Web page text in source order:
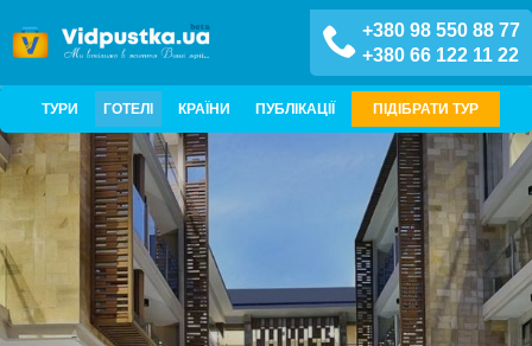
+380 98 550 88 77
+380 66 122 11 22
ТУРИ ГОТЕЛІ КРАЇНИ ПУБЛІКАЦІЇ ПІДІБРАТИ ТУР